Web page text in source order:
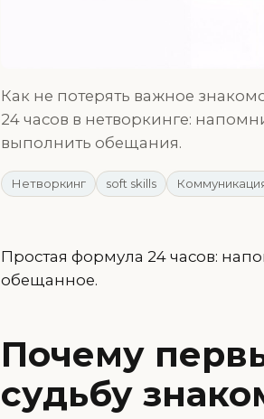
Как не потерять важное
24 часов в нетворкинге:
выполнить обещания.
Нетворкинг soft skills
Простая формула 24 часов:
обещанное.
Почему
судьбу